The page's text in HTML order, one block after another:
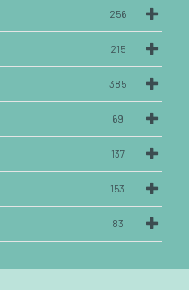
256
215
385
69
137
153
83